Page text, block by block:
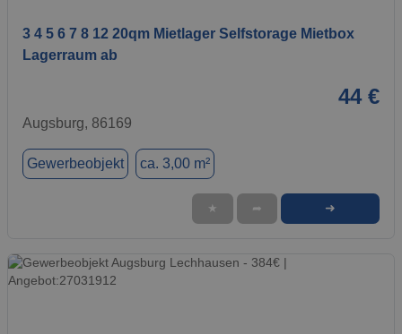
3 4 5 6 7 8 12 20qm Mietlager Selfstorage Mietbox
Lagerraum ab
44 €
Augsburg, 86169
Gewerbeobjekt ca. 3,00 m²
★ ➦ ➜